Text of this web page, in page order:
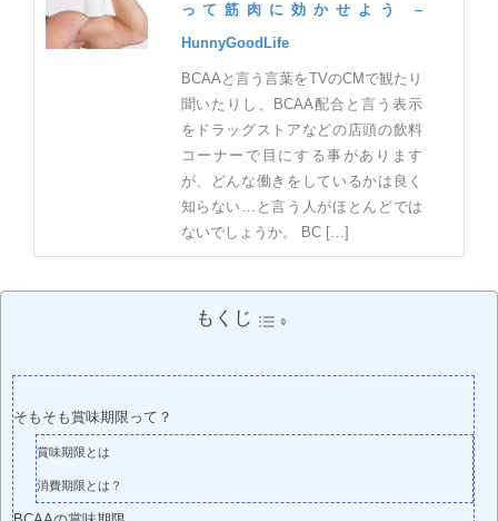
って筋肉に効かせよう –
HunnyGoodLife
BCAAと言う言葉をTVのCMで観たり
聞いたりし、BCAA配合と言う表示
をドラッグストアなどの店頭の飲料
コーナーで目にする事があります
が、どんな働きをしているかは良く
知らない…と言う人がほとんどでは
ないでしょうか。 BC […]
もくじ
そもそも賞味期限って？
賞味期限とは
消費期限とは？